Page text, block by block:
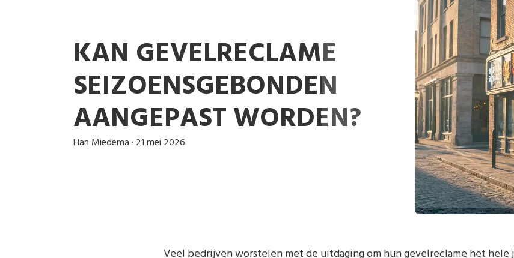
KAN GEVELRECLAME
SEIZOENSGEBONDEN
AANGEPAST WORDEN?
Han Miedema· 21 mei 2026
Veel bedrijven worstelen met de uitdaging om hun gevelreclame het hele